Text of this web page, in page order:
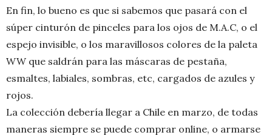
En fin, lo bueno es que si sabemos que pasará con el
súper cinturón de pinceles para los ojos de M.A.C, o el
espejo invisible, o los maravillosos colores de la paleta
WW que saldrán para las máscaras de pestaña,
esmaltes, labiales, sombras, etc, cargados de azules y
rojos.
La colección debería llegar a Chile en marzo, de todas
maneras siempre se puede comprar online, o armarse